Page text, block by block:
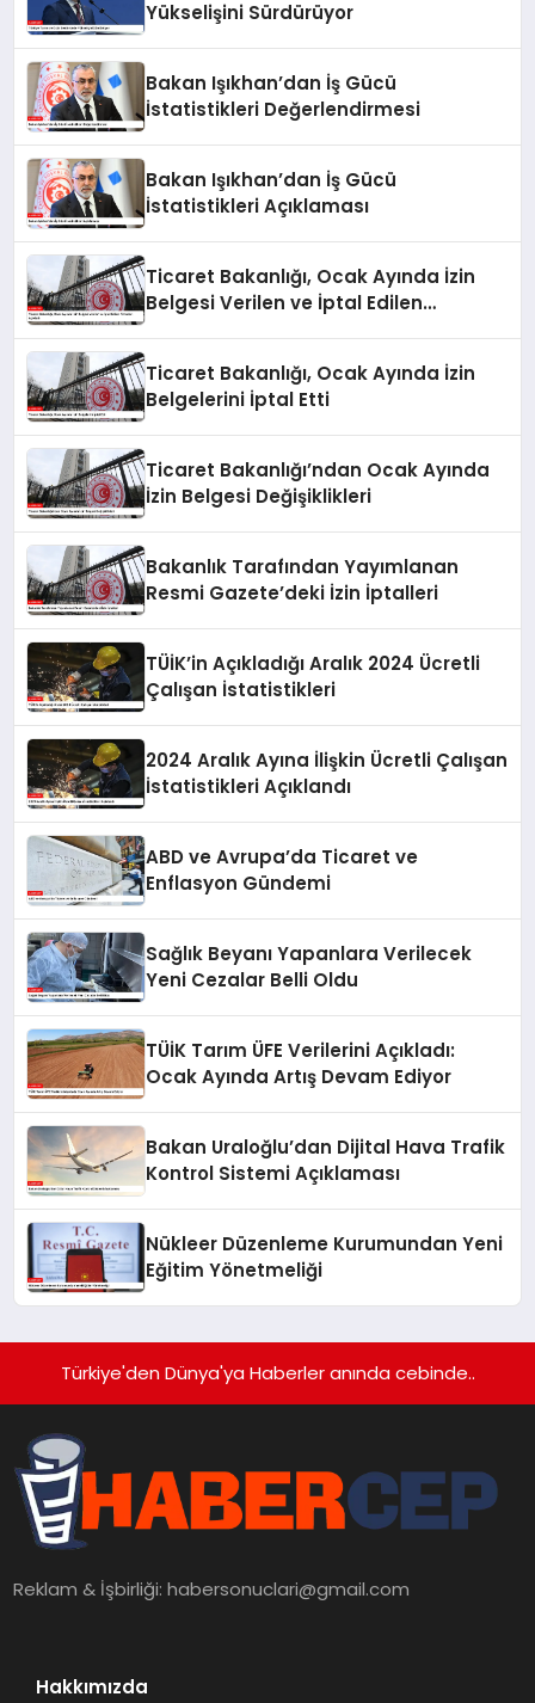
Yükselişini Sürdürüyor
Bakan Işıkhan’dan İş Gücü
İstatistikleri Değerlendirmesi
Bakan Işıkhan’dan İş Gücü
İstatistikleri Açıklaması
Ticaret Bakanlığı, Ocak Ayında İzin
Belgesi Verilen ve İptal Edilen
Ticaret Bakanlığı, Ocak Ayında İzin
Belgelerini İptal Etti
Ticaret Bakanlığı’ndan Ocak Ayında
İzin Belgesi Değişiklikleri
Bakanlık Tarafından Yayımlanan
Resmi Gazete’deki İzin İptalleri
TÜİK’in Açıkladığı Aralık 2024 Ücretli
Çalışan İstatistikleri
2024 Aralık Ayına İlişkin Ücretli Çalışan
İstatistikleri Açıklandı
ABD ve Avrupa’da Ticaret ve
Enflasyon Gündemi
Sağlık Beyanı Yapanlara Verilecek
Yeni Cezalar Belli Oldu
TÜİK Tarım ÜFE Verilerini Açıkladı:
Ocak Ayında Artış Devam Ediyor
Bakan Uraloğlu’dan Dijital Hava Trafik
Kontrol Sistemi Açıklaması
Nükleer Düzenleme Kurumundan Yeni
Eğitim Yönetmeliği
Türkiye'den Dünya'ya Haberler anında cebinde..
Reklam & İşbirliği:habersonuclari@gmail.com
Hakkımızda